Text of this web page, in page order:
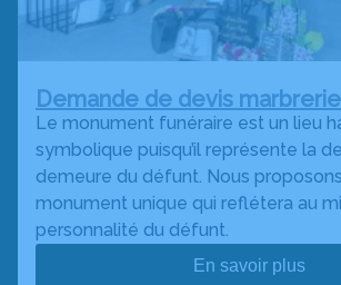
Demande de devis marbrerie
Le monument funéraire est un lieu
symbolique puisqu’il représente la
demeure du défunt. Nous
monument unique qui reflétera au
personnalité du défunt.
En savoir plus